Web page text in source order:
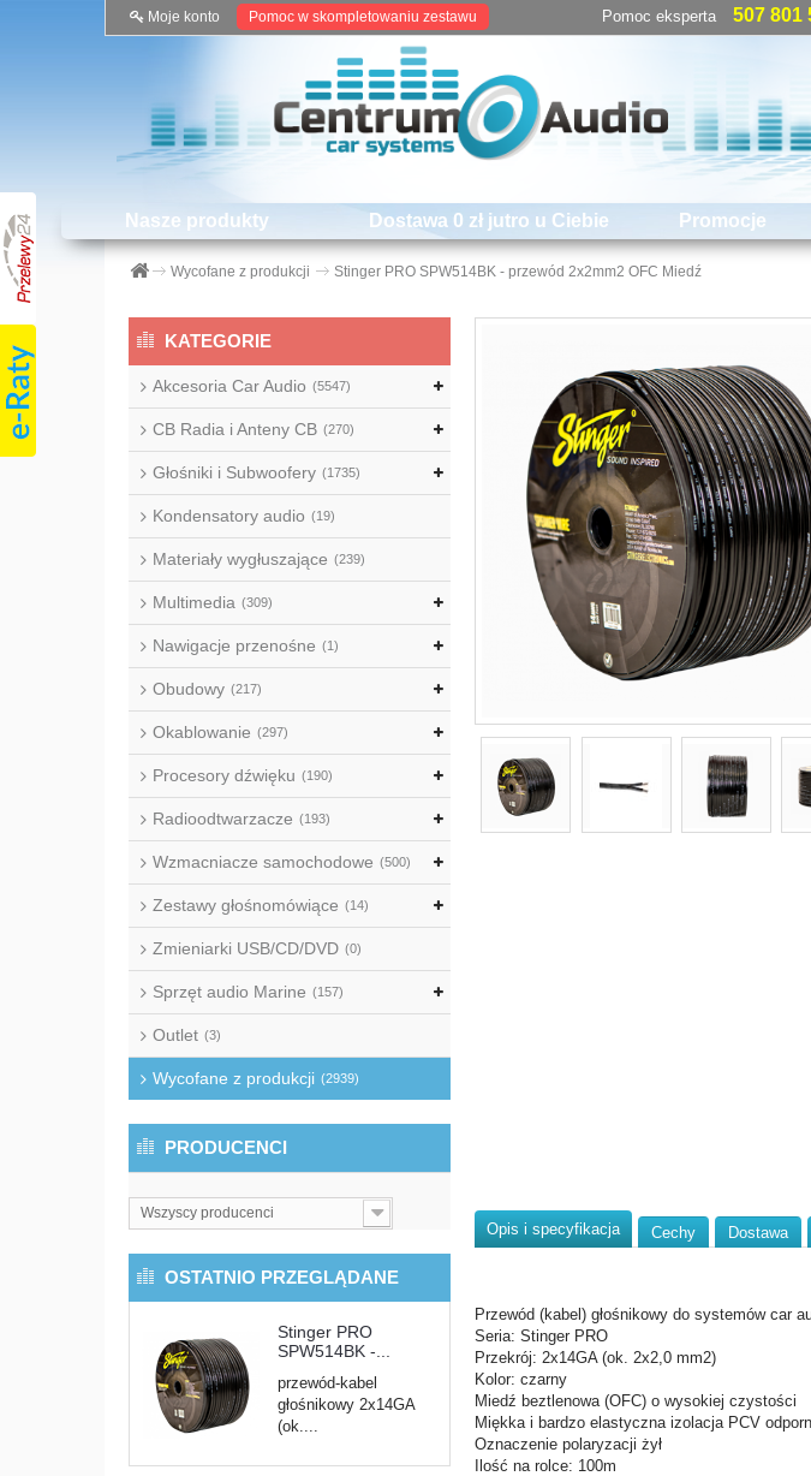
Moje konto Pomoc w skompletowaniu zestawu Pomoc eksperta 507 801
Nasze produkty Dostawa 0 zł jutro u Ciebie Promocje
Wycofane z produkcji Stinger PRO SPW514BK - przewód 2x2mm2 OFC Miedź
KATEGORIE
Akcesoria Car Audio (5547)
CB Radia i Anteny CB (270)
Głośniki i Subwoofery (1735)
Kondensatory audio (19)
Materiały wygłuszające (239)
Multimedia (309)
Nawigacje przenośne (1)
Obudowy (217)
Okablowanie (297)
Procesory dźwięku (190)
Radioodtwarzacze (193)
Wzmacniacze samochodowe (500)
Zestawy głośnomówiące (14)
Zmieniarki USB/CD/DVD (0)
Sprzęt audio Marine (157)
Outlet (3)
Wycofane z produkcji (2939)
PRODUCENCI
Wszyscy producenci
OSTATNIO PRZEGLĄDANE
Stinger PRO
SPW514BK -...
przewód-kabel
głośnikowy 2x14GA
(ok....
Opis i specyfikacja Cechy Dostawa
Przewód (kabel) głośnikowy do systemów car
Seria: Stinger PRO
Przekrój: 2x14GA (ok. 2x2,0 mm2)
Kolor: czarny
Miedź beztlenowa (OFC) o wysokiej czystości
Miękka i bardzo elastyczna izolacja PCV
Oznaczenie polaryzacji żył
Ilość na rolce: 100m